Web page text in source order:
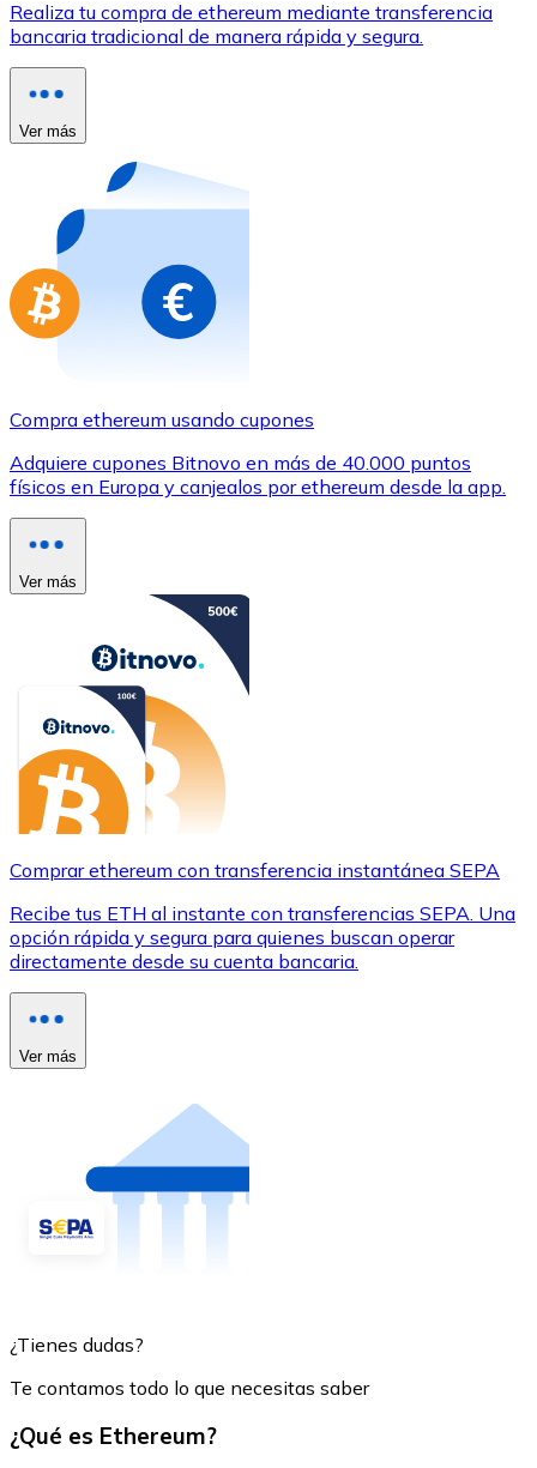
Tienda - Tarjetas regalo
Nuevo
Compra tarjetas regalo de tus marcas favoritas con
Ir a la tienda de tarjetas regalo
Realiza tu compra de ethereum mediante transferencia
bancaria tradicional de manera rápida y segura.
Ver más
Compra ethereum usando cupones
Adquiere cupones Bitnovo en más de 40.000 puntos
físicos en Europa y canjealos por ethereum desde la app.
Ver más
Comprar ethereum con transferencia instantánea SEPA
Recibe tus ETH al instante con transferencias SEPA. Una
opción rápida y segura para quienes buscan operar
directamente desde su cuenta bancaria.
Ver más
¿Tienes dudas?
Te contamos todo lo que necesitas saber
¿Qué es Ethereum?